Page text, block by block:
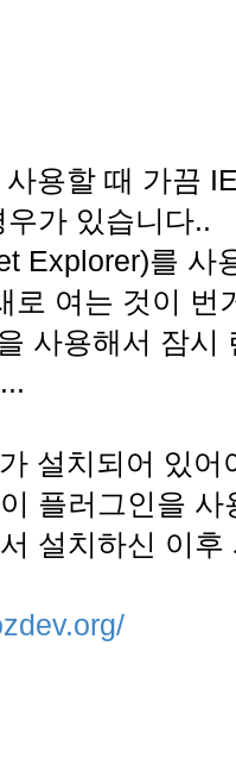
용할 때 가끔
가 있습니다..
Explorer)를 사
로 여는 것이 번
사용해서 잠
설치되어 있
플러그인을
설치하신 이